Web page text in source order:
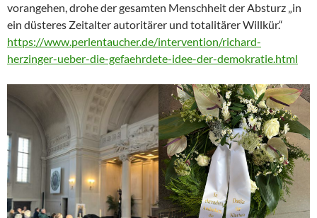
vorangehen, drohe der gesamten Menschheit der Absturz „in
ein düsteres Zeitalter autoritärer und totalitärer Willkür.“
https://www.perlentaucher.de/intervention/richard-
herzinger-ueber-die-gefaehrdete-idee-der-demokratie.html